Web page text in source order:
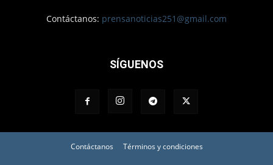
Contáctanos: prensanoticias251@gmail.com
SÍGUENOS
Contáctanos Términos y condiciones